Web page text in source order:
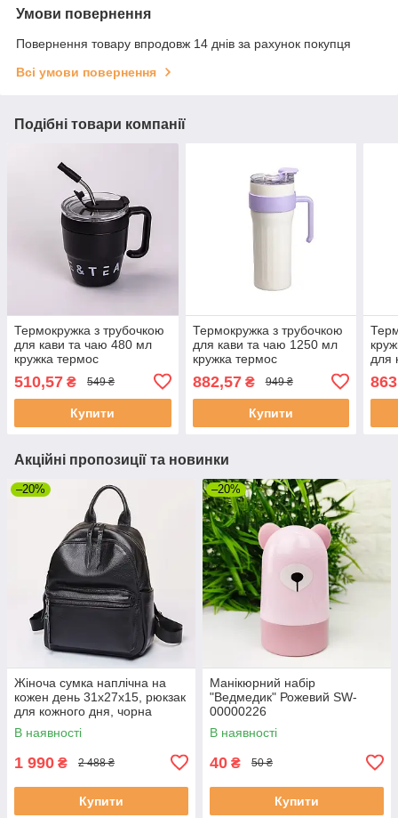
Умови повернення
Повернення товару впродовж 14 днів за рахунок покупця
Всі умови повернення
Подібні товари компанії
Термокружка з трубочкою
для кави та чаю 480 мл
кружка термос
термочашка 10 см чорна
510,57 ₴ 549 ₴
Купити
Термокружка з трубочкою
для кави та чаю 1250 мл
кружка термос
882,57₴ 949 ₴
Купити
для
Акційні пропозиції та новинки
–20%
Жіноча сумка наплічна на
кожен день 31х27х15, рюкзак
для кожного дня, чорна
В наявності
1 990 ₴ 2 488 ₴
Купити
–20%
Манікюрний набір
"Ведмедик" Рожевий SW-
00000226
В наявності
40 ₴ 50 ₴
Купити